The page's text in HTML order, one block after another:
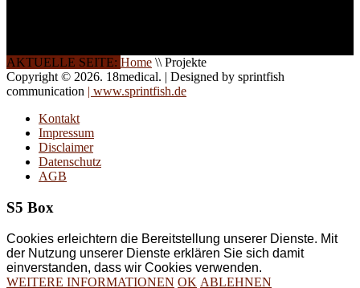
AKTUELLE SEITE: Home \\ Projekte
Copyright © 2026. 18medical. | Designed by sprintfish
communication | www.sprintfish.de
Kontakt
Impressum
Disclaimer
Datenschutz
AGB
S5 Box
Cookies erleichtern die Bereitstellung unserer Dienste. Mit
der Nutzung unserer Dienste erklären Sie sich damit
einverstanden, dass wir Cookies verwenden.
WEITERE INFORMATIONEN OK ABLEHNEN